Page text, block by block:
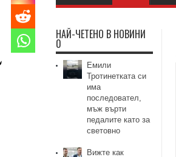
НАЙ-ЧЕТЕНО В НОВИНИ
0
Емили
Тротинетката си
има
последовател,
мъж върти
педалите като за
световно
Вижте как